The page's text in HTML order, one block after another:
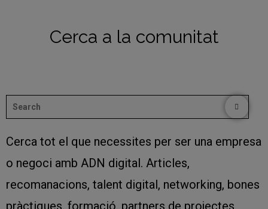
Cerca a la comunitat
Cerca tot el que necessites per ser una empresa
o negoci amb ADN digital. Articles,
recomanacions, talent digital, networking, bones
pràctiques, formació, partners de projectes